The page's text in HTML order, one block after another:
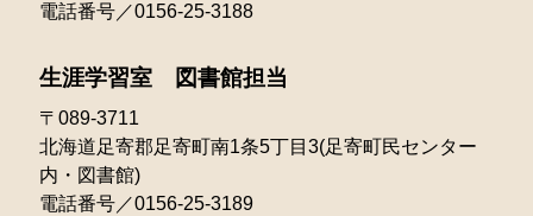
2023年01月
2022年01月
電話番号／0156-25-3188
生涯学習室 図書館担当
〒089-3711
北海道足寄郡足寄町南1条5丁目3(足寄町民センター
内・図書館)
電話番号／0156-25-3189